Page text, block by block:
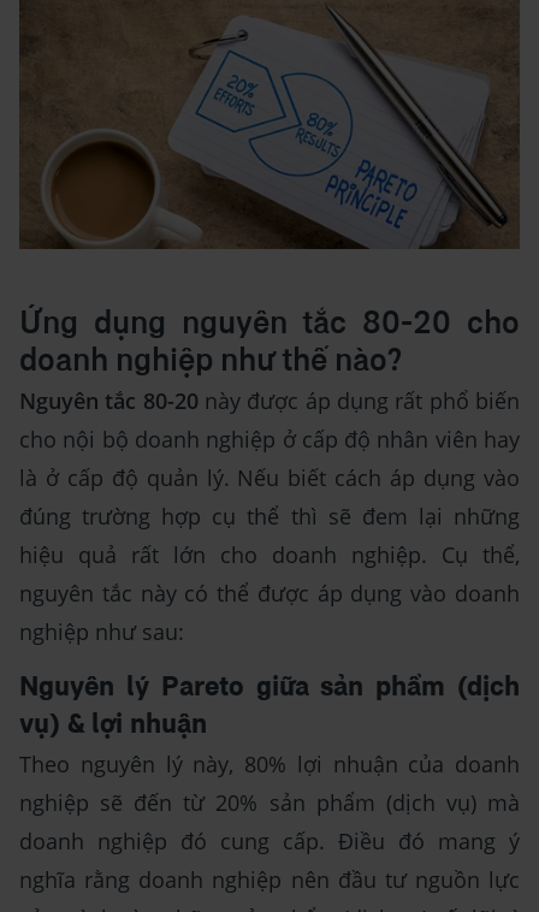
Ứng dụng nguyên tắc 80-20 cho
doanh nghiệp như thế nào?
Nguyên tắc 80-20này được áp dụng rất phổ biến
cho nội bộ doanh nghiệp ở cấp độ nhân viên hay
là ở cấp độ quản lý. Nếu biết cách áp dụng vào
đúng trường hợp cụ thể thì sẽ đem lại những
hiệu quả rất lớn cho doanh nghiệp. Cụ thể,
nguyên tắc này có thể được áp dụng vào doanh
nghiệp như sau:
Nguyên lý Pareto giữa sản phẩm (dịch
vụ) & lợi nhuận
Theo nguyên lý này, 80% lợi nhuận của doanh
nghiệp sẽ đến từ 20% sản phẩm (dịch vụ) mà
doanh nghiệp đó cung cấp. Điều đó mang ý
nghĩa rằng doanh nghiệp nên đầu tư nguồn lực